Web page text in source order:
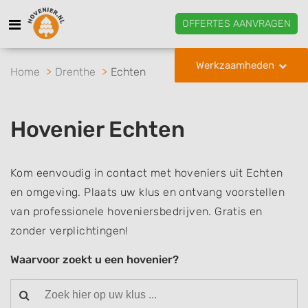
OFFERTES AANVRAGEN
Werkzaamheden
Home Drenthe Echten
Hovenier Echten
Kom eenvoudig in contact met hoveniers uit Echten
en omgeving. Plaats uw klus en ontvang voorstellen
van professionele hoveniersbedrijven. Gratis en
zonder verplichtingen!
Waarvoor zoekt u een hovenier?